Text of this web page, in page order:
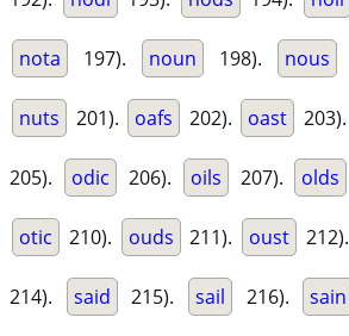
nota 197). noun 198). nous
nuts 201). oafs 202). oast 203).
205). odic 206). oils 207). olds
otic 210). ouds 211). oust 212).
214). said 215). sail 216). sain